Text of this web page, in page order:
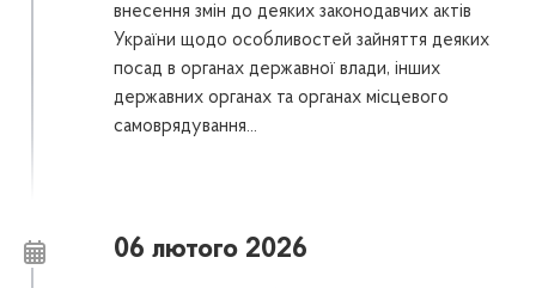
внесення змін до деяких законодавчих актів
України щодо особливостей зайняття деяких
посад в органах державної влади, інших
державних органах та органах місцевого
самоврядування...
06 лютого 2026